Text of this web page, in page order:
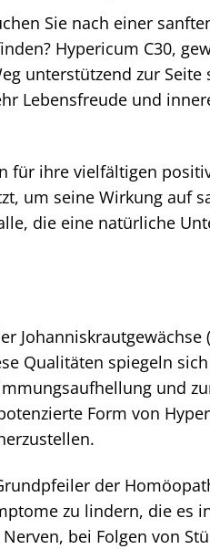
Sie nach einer
Hypericum C30,
unterstützend zur Seite
Lebensfreude und
für ihre vielfältigen
um seine Wirkung auf
die eine natürliche
Johanniskrautgewächse
Qualitäten spiegeln
und
Form von
der
zu lindern, die es
bei Folgen von